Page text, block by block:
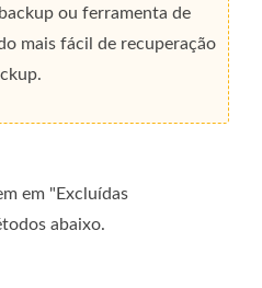
ou ferramenta de
mais fácil de recuperação
em "Excluídas
abaixo.